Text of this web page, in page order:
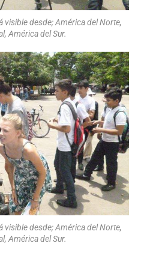
desde; América del Norte,
América del Sur.
desde; América del Norte,
América del Sur.